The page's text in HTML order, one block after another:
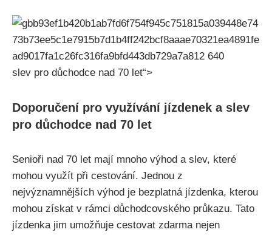
slev pro důchodce nad 70 let“>
Doporučení pro využívání⁣ jízdenek a⁣ slev
pro důchodce nad 70 let
Senioři nad‍ 70 let mají mnoho⁤ výhod a slev, které
mohou využít při​ cestování. Jednou z
nejvýznamnějších⁣ výhod je​ bezplatná jízdenka, kterou‌
mohou získat v rámci důchodcovského průkazu. ⁢Tato
jízdenka jim umožňuje cestovat zdarma nejen